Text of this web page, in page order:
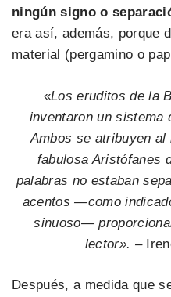
ningún signo o
era así, además, porque
material (pergamino o
«Los eruditos de la
inventaron un sistema
Ambos se atribuyen
fabulosa Aristófanes
palabras no estaban
acentos —como
sinuoso—
lector». –
Después, a medida que